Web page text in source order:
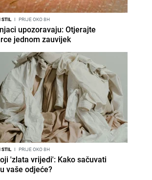
STIL I PRIJE OKO 8H
upozoravaju: Otjerajte
jednom zauvijek
STIL I PRIJE OKO 8H
'zlata vrijedi': Kako sačuvati
vaše odjeće?